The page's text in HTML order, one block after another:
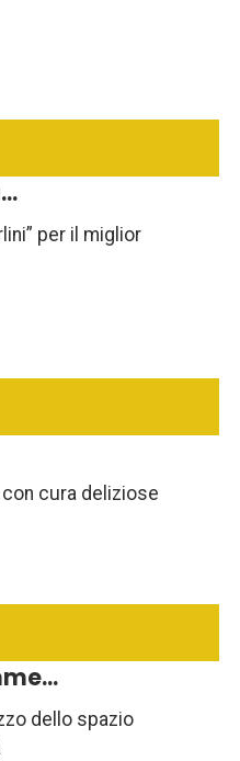
per il miglior
cura deliziose
dello spazio